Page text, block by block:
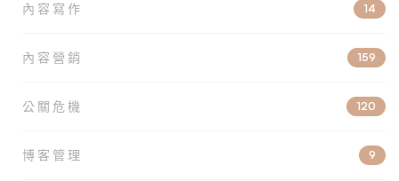
內容寫作 14
內容營銷 159
公關危機 120
博客管理 9